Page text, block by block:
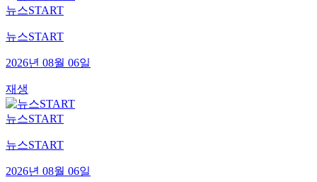
뉴스START
뉴스START
2026년 08월 06일
재생
뉴스START
뉴스START
2026년 08월 06일